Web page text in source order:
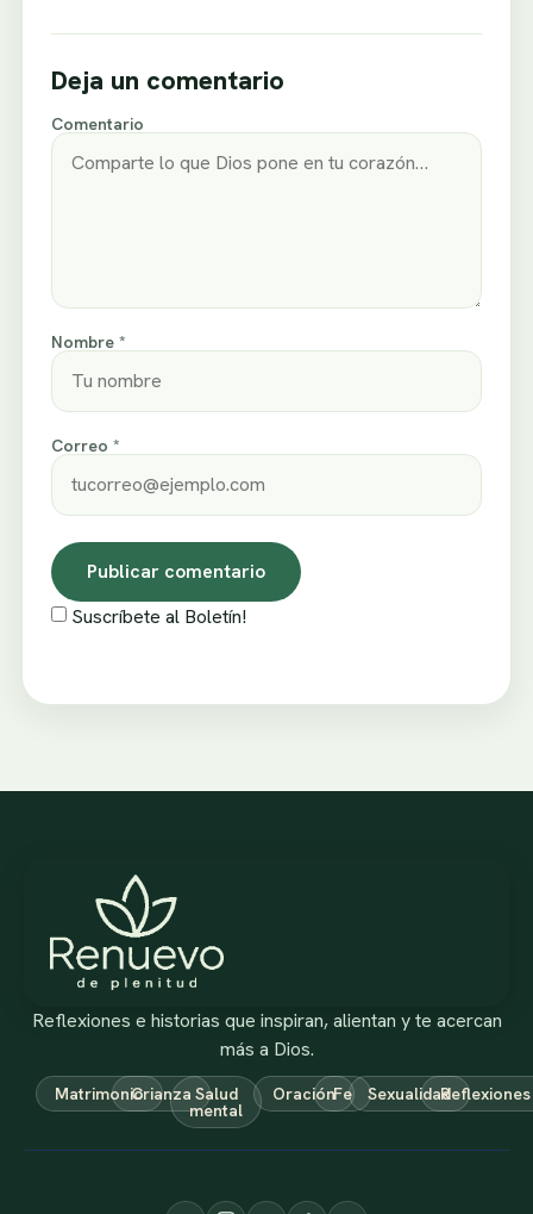
Deja un comentario
Comentario
Nombre *
Correo *
Suscríbete al Boletín!
Reflexiones e historias que inspiran, alientan y te acercan
más a Dios.
MatrimonioCrianza Salud
mental
OraciónFe SexualidadReflexiones